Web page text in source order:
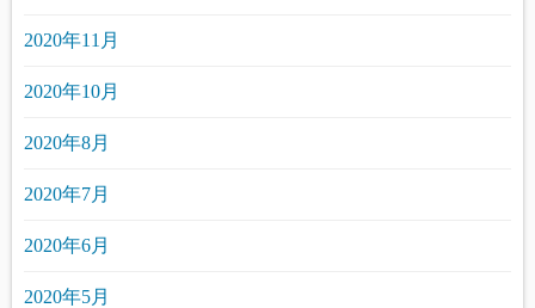
2020年11月
2020年10月
2020年8月
2020年7月
2020年6月
2020年5月